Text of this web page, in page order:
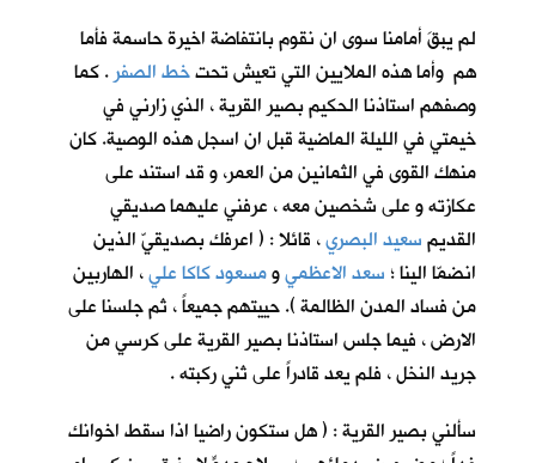
لم يبقَ أمامنا سوى ان نقوم بانتفاضة اخيرة حاسمة فأما
هم وأما هذه الملايين التي تعيش تحتخط الصفر. كما
وصفهم استاذنا الحكيم بصير القرية ، الذي زارني في
خيمتي في الليلة الماضية قبل ان اسجل هذه الوصية. كان
منهك القوى في الثمانين من العمر، و قد استند على
عكازته و على شخصين معه ، عرفني عليهما صديقي
القديمسعيد البصري، قائلا : ( اعرفك بصديقيّ الذين
انضمّا الينا ؛ سعد الاعظميومسعود كاكا علي، الهاربين
من فساد المدن الظالمة ). حييتهم جميعاً ، ثم جلسنا على
الارض ، فيما جلس استاذنا بصير القرية على كرسي من
جريد النخل ، فلم يعد قادراً على ثني ركبته .
سألني بصير القرية : ( هل ستكون راضيا اذا سقط اخوانك